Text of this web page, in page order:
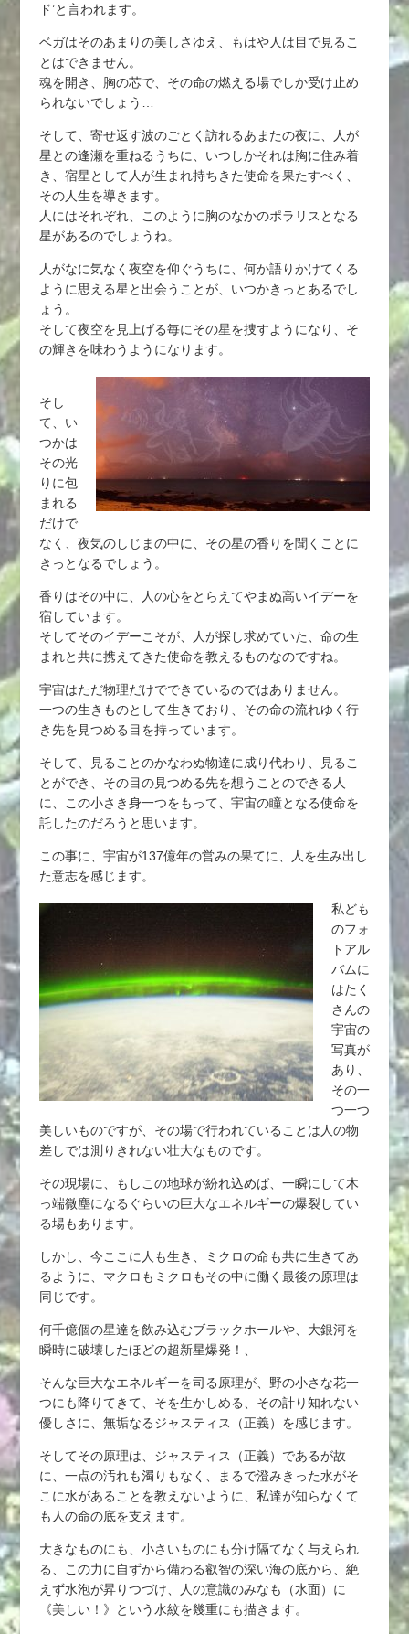
ド’と言われます。
ベガはそのあまりの美しさゆえ、もはや人は目で見るこ
とはできません。
魂を開き、胸の芯で、その命の燃える場でしか受け止め
られないでしょう…
そして、寄せ返す波のごとく訪れるあまたの夜に、人が
星との逢瀬を重ねるうちに、いつしかそれは胸に住み着
き、宿星として人が生まれ持ちきた使命を果たすべく、
その人生を導きます。
人にはそれぞれ、このように胸のなかのポラリスとなる
星があるのでしょうね。
人がなに気なく夜空を仰ぐうちに、何か語りかけてくる
ように思える星と出会うことが、いつかきっとあるでし
ょう。
そして夜空を見上げる毎にその星を捜すようになり、そ
の輝きを味わうようになります。
そし
て、い
つかは
その光
りに包
まれる
だけで
なく、夜気のしじまの中に、その星の香りを聞くことに
きっとなるでしょう。
香りはその中に、人の心をとらえてやまぬ高いイデーを
宿しています。
そしてそのイデーこそが、人が探し求めていた、命の生
まれと共に携えてきた使命を教えるものなのですね。
宇宙はただ物理だけでできているのではありません。
一つの生きものとして生きており、その命の流れゆく行
き先を見つめる目を持っています。
そして、見ることのかなわぬ物達に成り代わり、見るこ
とができ、その目の見つめる先を想うことのできる人
に、この小さき身一つをもって、宇宙の瞳となる使命を
託したのだろうと思います。
この事に、宇宙が137億年の営みの果てに、人を生み出し
た意志を感じます。
私ども
のフォ
トアル
バムに
はたく
さんの
宇宙の
写真が
あり、
その一
つ一つ
美しいものですが、その場で行われていることは人の物
差しでは測りきれない壮大なものです。
その現場に、もしこの地球が紛れ込めば、一瞬にして木
っ端微塵になるぐらいの巨大なエネルギーの爆裂してい
る場もあります。
しかし、今ここに人も生き、ミクロの命も共に生きてあ
るように、マクロもミクロもその中に働く最後の原理は
同じです。
何千億個の星達を飲み込むブラックホールや、大銀河を
瞬時に破壊したほどの超新星爆発！、
そんな巨大なエネルギーを司る原理が、野の小さな花一
つにも降りてきて、そを生かしめる、その計り知れない
優しさに、無垢なるジャスティス（正義）を感じます。
そしてその原理は、ジャスティス（正義）であるが故
に、一点の汚れも濁りもなく、まるで澄みきった水がそ
こに水があることを教えないように、私達が知らなくて
も人の命の底を支えます。
大きなものにも、小さいものにも分け隔てなく与えられ
る、この力に自ずから備わる叡智の深い海の底から、絶
えず水泡が昇りつづけ、人の意識のみなも（水面）に
《美しい！》という水紋を幾重にも描きます。